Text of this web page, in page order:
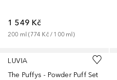
1 549 Kč
200 ml (774 Kč / 100 ml)
LUVIA
The Puffys - Powder Puff Set